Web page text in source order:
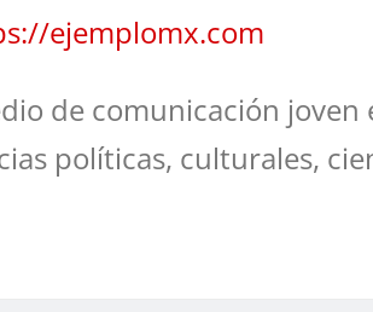
ejemplomx.com
de comunicación
políticas, culturales,